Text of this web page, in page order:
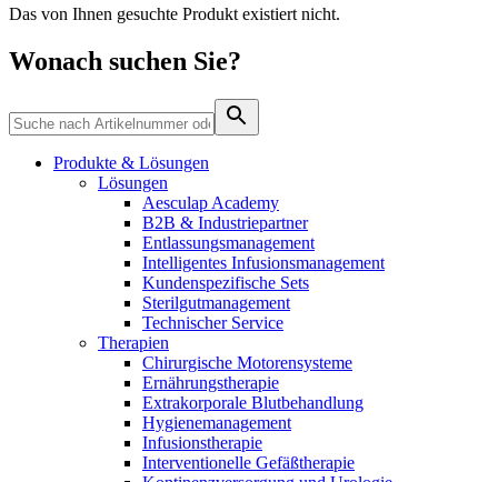
Produkt-Katalog
Finden Sie das Produkt, nach dem Sie suchen. Besuchen Sie
den B. Braun Produktkatalog mit unserem kompletten
Entlassung aus dem Krankenhaus. Weitere Informationen
Innovation Hub
Lassen Sie uns gemeinsam Innovationen in der
Medizintechnik vorantreiben. Erfahren Sie mehr über unser
Das von Ihnen gesuchte Produkt existiert nicht.
Wonach suchen Sie?
Produkte & Lösungen
Lösungen
Aesculap Academy
B2B & Industriepartner
Entlassungsmanagement
Intelligentes Infusionsmanagement
Kundenspezifische Sets
Sterilgutmanagement
Technischer Service
Therapien
Chirurgische Motorensysteme
Ernährungstherapie
Extrakorporale Blutbehandlung
Hygienemanagement
Infusionstherapie
Interventionelle Gefäßtherapie